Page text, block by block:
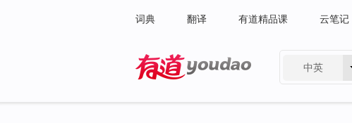
词典 翻译 有道精品课 云笔记
中英